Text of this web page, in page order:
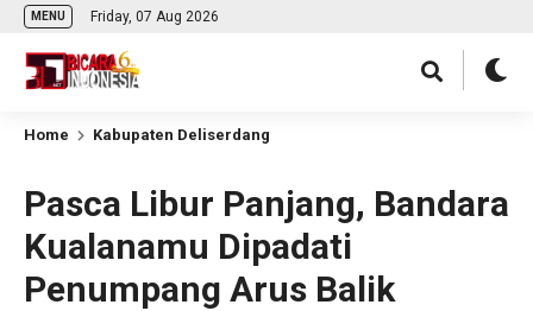
MENU Friday, 07 Aug 2026
Home Kabupaten Deliserdang
Pasca Libur Panjang, Bandara
Kualanamu Dipadati
Penumpang Arus Balik